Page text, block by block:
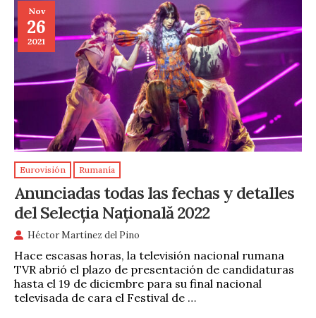
Nov
26
2021
Eurovisión Rumanía
Anunciadas todas las fechas y detalles
del Selecția Națională 2022
Héctor Martínez del Pino
Hace escasas horas, la televisión nacional rumana
TVR abrió el plazo de presentación de candidaturas
hasta el 19 de diciembre para su final nacional
televisada de cara el Festival de …